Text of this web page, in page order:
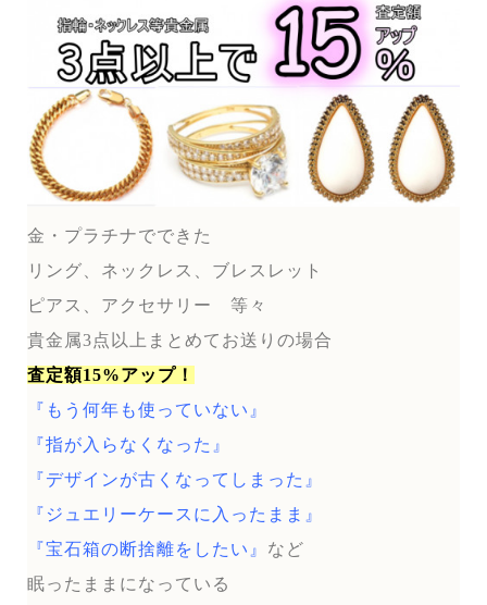
金・プラチナでできた
リング、ネックレス、ブレスレット
ピアス、アクセサリー 等々
貴金属3点以上まとめてお送りの場合
査定額15%アップ！
『もう何年も使っていない』
『指が入らなくなった』
『デザインが古くなってしまった』
『ジュエリーケースに入ったまま』
『宝石箱の断捨離をしたい』 など
眠ったままになっている